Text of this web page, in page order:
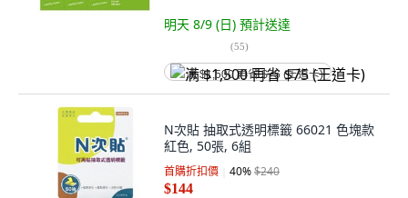
明天 8/9 (日) 預計送達
(55)
满 $1,500 再省 $75 (王道卡)
N次貼 抽取式透明標籤 66021 色塊款
紅色, 50張, 6組
首購折扣價 40%$240
$144